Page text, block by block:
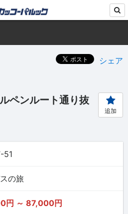
シェア
ペンルート通り抜
追加
51
の旅
円 ～ 87,000円